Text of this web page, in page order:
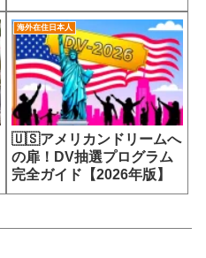
海外在住日本人
🇺🇸アメリカンドリームへ
の扉！DV抽選プログラム
完全ガイド【2026年版】